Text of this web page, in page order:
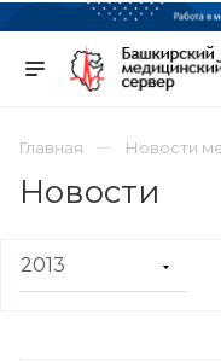
Главная Новости
Новости